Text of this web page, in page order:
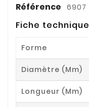
Référence 6907
Fiche technique
Forme
Diamètre (mm)
Longueur (mm)